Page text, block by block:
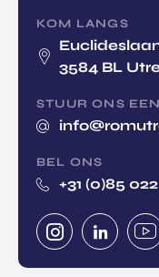
KOM LANGS
Euclideslaan
3584 BL
STUUR ONS
BEL ONS
+31 (0)85